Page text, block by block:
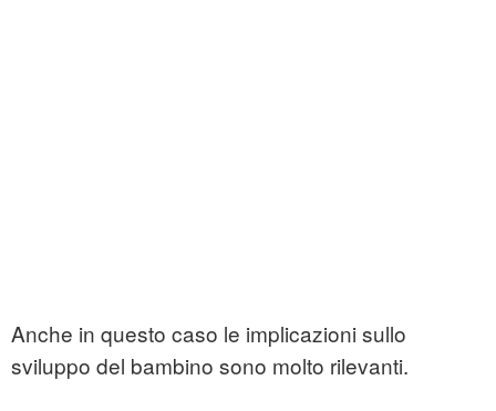
Anche in questo caso le implicazioni sullo
sviluppo del bambino sono molto rilevanti.